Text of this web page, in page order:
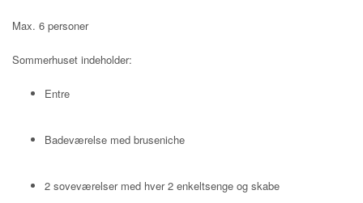
Max. 6 personer
Sommerhuset indeholder:
Entre
Badeværelse med bruseniche
2 soveværelser med hver 2 enkeltsenge og skabe